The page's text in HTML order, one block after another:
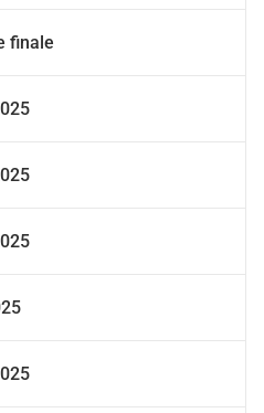
finale